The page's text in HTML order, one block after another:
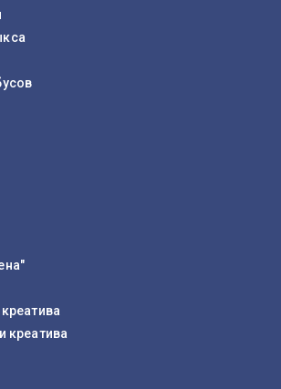
креатива